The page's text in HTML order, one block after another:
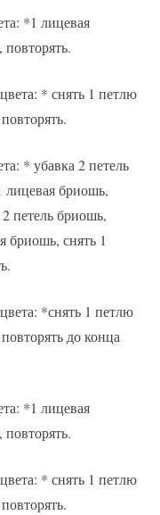
*1 лицевая
* снять 1 петлю
* убавка 2 петель
лицевая бриошь,
петель бриошь,
бриошь, снять 1
*снять 1 петлю
до конца
*1 лицевая
* снять 1 петлю